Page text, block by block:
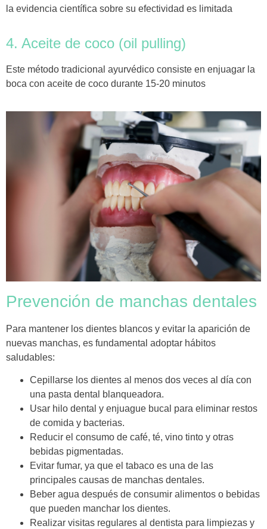
la evidencia científica sobre su efectividad es limitada
4. Aceite de coco (oil pulling)
Este método tradicional ayurvédico consiste en enjuagar la
boca con aceite de coco durante 15-20 minutos
Prevención de manchas dentales
Para mantener los dientes blancos y evitar la aparición de
nuevas manchas, es fundamental adoptar hábitos
saludables:
Cepillarse los dientes al menos dos veces al día con
una pasta dental blanqueadora.
Usar hilo dental y enjuague bucal para eliminar restos
de comida y bacterias.
Reducir el consumo de café, té, vino tinto y otras
bebidas pigmentadas.
Evitar fumar, ya que el tabaco es una de las
principales causas de manchas dentales.
Beber agua después de consumir alimentos o bebidas
que pueden manchar los dientes.
Realizar visitas regulares al dentista para limpiezas y